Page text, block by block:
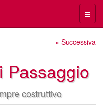
Menù
» Successiva
Passaggio
costruttivo